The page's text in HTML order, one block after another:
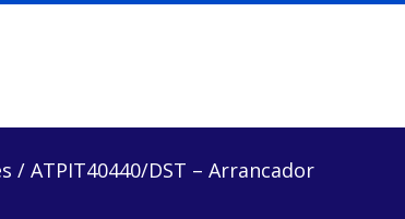
/ ATPIT40440/DST – Arrancador